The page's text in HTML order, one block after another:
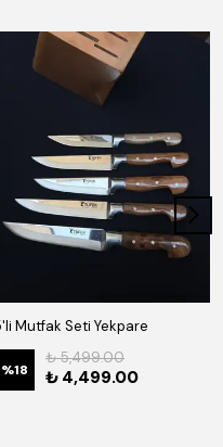
Mutfak Seti Yekpare
%18
₺ 5,499.00
₺ 4,499.00